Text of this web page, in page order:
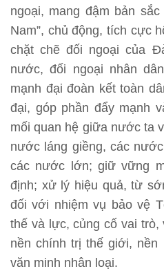
ngoại, mang đậm bản
Nam”, chủ động, tích cực
chặt chẽ đối ngoại của
nước, đối ngoại nhân
mạnh đại đoàn kết toàn
đại, góp phần đẩy mạnh
mối quan hệ giữa nước ta
nước láng giềng, các
các nước lớn; giữ vững
định; xử lý hiệu quả, từ
đối với nhiệm vụ bảo vệ
thế và lực, củng cố vai trò,
nền chính trị thế giới, nền
văn minh nhân loại.